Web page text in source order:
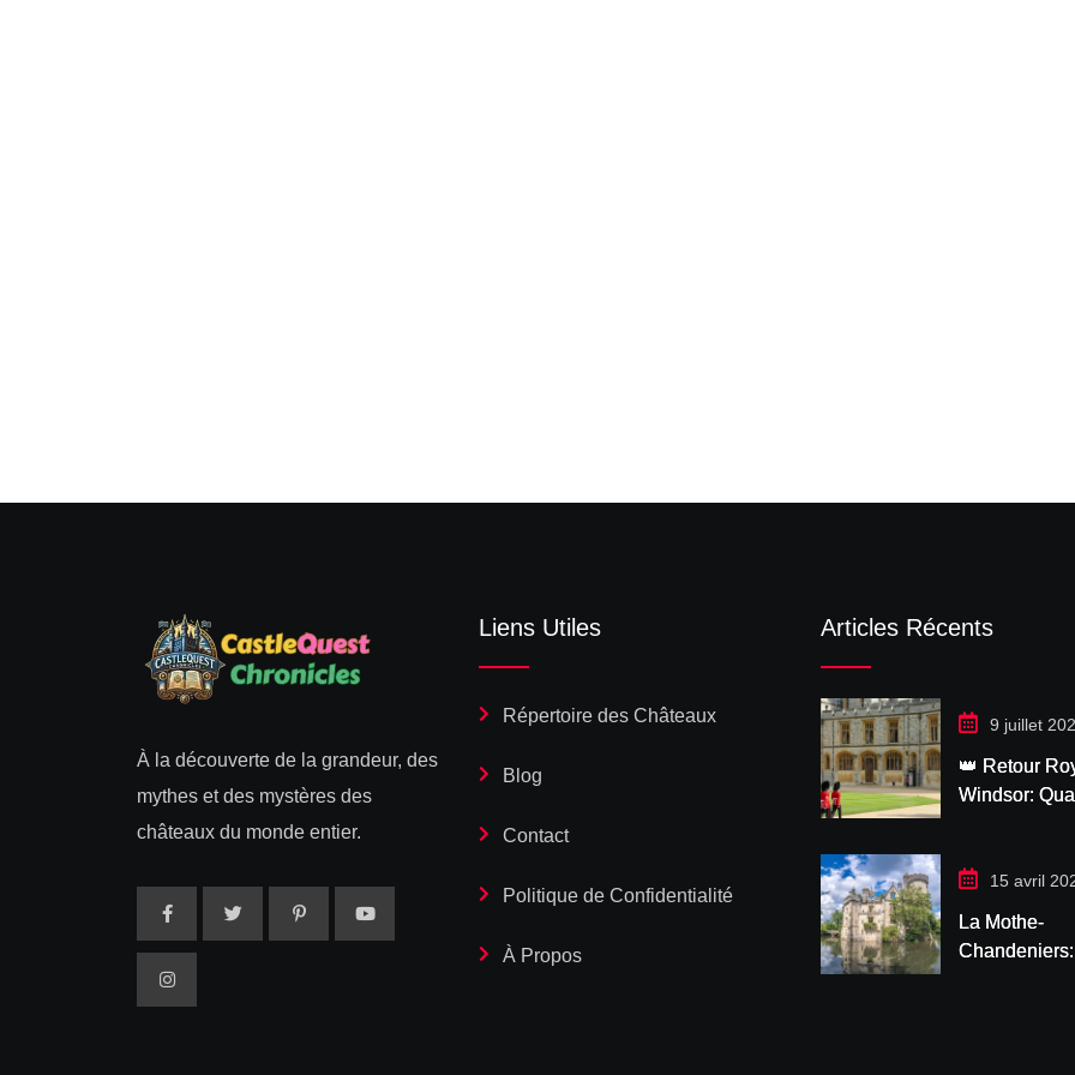
À la découverte de la grandeur, des
mythes et des mystères des
châteaux du monde entier.
Liens Utiles
Répertoire des Châteaux
Blog
Contact
Politique de Confidentialité
À Propos
Articles Récents
9 juillet
👑 Retour
Windsor:
le Château
15 avril
La Mothe-
Chandeniers: